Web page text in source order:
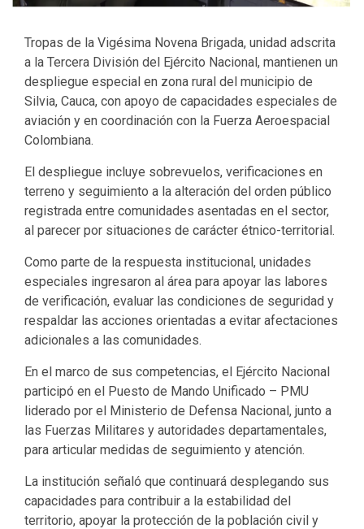
Tropas de la Vigésima Novena Brigada, unidad adscrita
a la Tercera División del Ejército Nacional, mantienen un
despliegue especial en zona rural del municipio de
Silvia, Cauca, con apoyo de capacidades especiales de
aviación y en coordinación con la Fuerza Aeroespacial
Colombiana.
El despliegue incluye sobrevuelos, verificaciones en
terreno y seguimiento a la alteración del orden público
registrada entre comunidades asentadas en el sector,
al parecer por situaciones de carácter étnico-territorial.
Como parte de la respuesta institucional, unidades
especiales ingresaron al área para apoyar las labores
de verificación, evaluar las condiciones de seguridad y
respaldar las acciones orientadas a evitar afectaciones
adicionales a las comunidades.
En el marco de sus competencias, el Ejército Nacional
participó en el Puesto de Mando Unificado – PMU
liderado por el Ministerio de Defensa Nacional, junto a
las Fuerzas Militares y autoridades departamentales,
para articular medidas de seguimiento y atención.
La institución señaló que continuará desplegando sus
capacidades para contribuir a la estabilidad del
territorio, apoyar la protección de la población civil y